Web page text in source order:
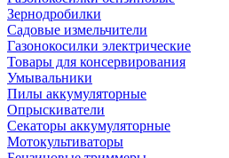
Зернодробилки
Садовые измельчители
Газонокосилки электрические
Товары для консервирования
Умывальники
Пилы аккумуляторные
Опрыскиватели
Секаторы аккумуляторные
Мотокультиваторы